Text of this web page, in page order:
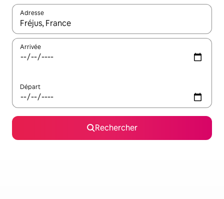
Adresse
Lorsque les résultats s'affichent, utilisez les flèches vers le
Arrivée
Départ
Rechercher